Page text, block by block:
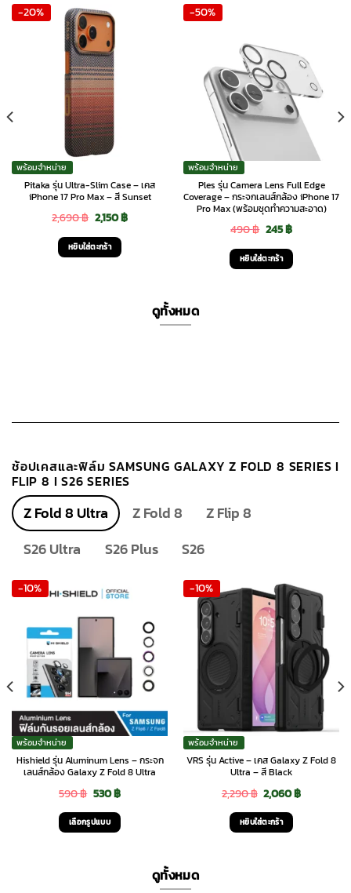
-20%
พร้อมจำหน่าย
Pitaka รุ่น Ultra-Slim Case – เคส
iPhone 17 Pro Max – สี Sunset
2,690฿ Original
price
was:
2,150฿Current
หยิบใส่ตะกร้า
-50%
พร้อมจำหน่าย
Ples รุ่น Camera Lens Full Edge
Coverage – กระจกเลนส์กล้อง iPhone 17
Pro Max (พร้อมชุดทำความสะอาด)
490฿ Original
price
was:
245฿Current
price
is:
หยิบใส่ตะกร้า
ดูทั้งหมด
ช้อปเคสและฟิล์ม SAMSUNG GALAXY Z FOLD 8 SERIES I
FLIP 8 I S26 SERIES
Z Fold 8 Ultra Z Fold 8
Z Flip 8
S26 Ultra
S26 Plus S26
-10%
พร้อมจำหน่าย
Hishield รุ่น Aluminum Lens – กระจก
เลนส์กล้อง Galaxy Z Fold 8 Ultra
590฿ Original
price
was:
530฿Current
price
เลือกรูปแบบ
-10%
พร้อมจำหน่าย
VRS รุ่น Active – เคส Galaxy Z Fold 8
Ultra – สี Black
2,290฿ Original
price
was:
2,060฿Current
หยิบใส่ตะกร้า
ดูทั้งหมด